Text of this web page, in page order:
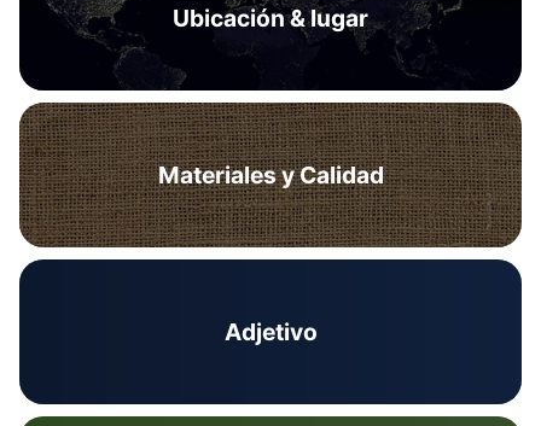
Ubicación & lugar
Materiales y Calidad
Adjetivo